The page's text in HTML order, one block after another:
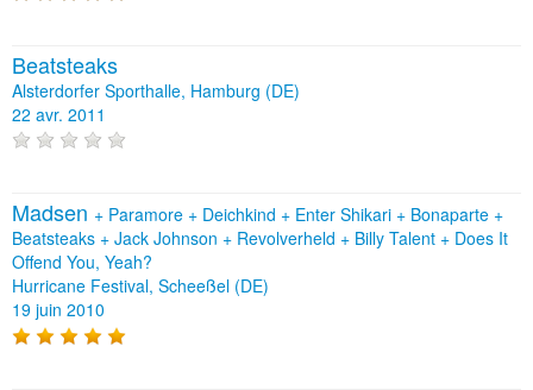
Beatsteaks
Alsterdorfer Sporthalle, Hamburg (DE)
22 avr. 2011
Madsen + Paramore + Deichkind + Enter Shikari + Bonaparte +
Beatsteaks + Jack Johnson + Revolverheld + Billy Talent + Does It
Offend You, Yeah?
Hurricane Festival, Scheeßel (DE)
19 juin 2010